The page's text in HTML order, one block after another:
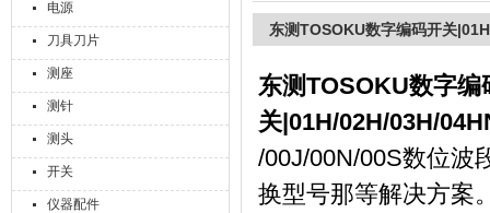
电源
刀具刀片
测座
测针
测头
开关
仪器配件
东测TOSOKU数字编码开关
东测TOSOKU数字编
关|01H/02H/03H/
/00J/00N/00S数位波
换型号那等解决方案